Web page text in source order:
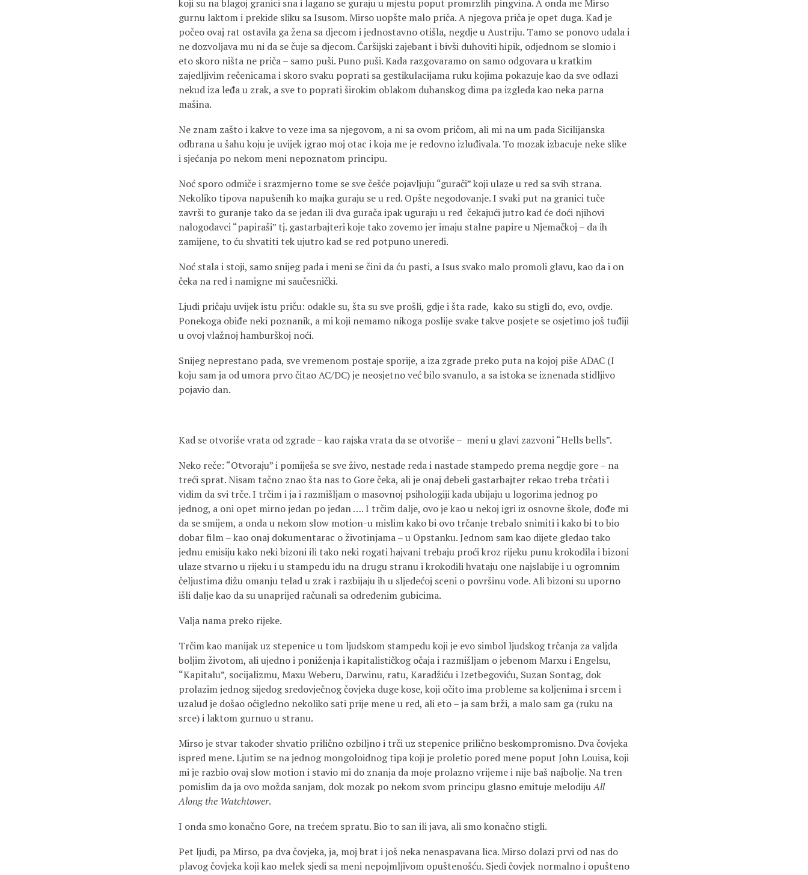
koji su na blagoj granici sna i lagano se guraju u mjestu poput promrzlih pingvina. A onda me Mirso
gurnu laktom i prekide sliku sa Isusom. Mirso uopšte malo priča. A njegova priča je opet duga. Kad je
počeo ovaj rat ostavila ga žena sa djecom i jednostavno otišla, negdje u Austriju. Tamo se ponovo udala i
ne dozvoljava mu ni da se čuje sa djecom. Čaršijski zajebant i bivši duhoviti hipik, odjednom se slomio i
eto skoro ništa ne priča – samo puši. Puno puši. Kada razgovaramo on samo odgovara u kratkim
zajedljivim rečenicama i skoro svaku poprati sa gestikulacijama ruku kojima pokazuje kao da sve odlazi
nekud iza leđa u zrak, a sve to poprati širokim oblakom duhanskog dima pa izgleda kao neka parna
mašina.
Ne znam zašto i kakve to veze ima sa njegovom, a ni sa ovom pričom, ali mi na um pada Sicilijanska
odbrana u šahu koju je uvijek igrao moj otac i koja me je redovno izluđivala. To mozak izbacuje neke slike
i sjećanja po nekom meni nepoznatom principu.
Noć sporo odmiče i srazmjerno tome se sve češće pojavljuju “gurači” koji ulaze u red sa svih strana.
Nekoliko tipova napušenih ko majka guraju se u red. Opšte negodovanje. I svaki put na granici tuče
završi to guranje tako da se jedan ili dva gurača ipak uguraju u red čekajući jutro kad će doći njihovi
nalogodavci “papiraši” tj. gastarbajteri koje tako zovemo jer imaju stalne papire u Njemačkoj – da ih
zamijene, to ću shvatiti tek ujutro kad se red potpuno uneredi.
Noć stala i stoji, samo snijeg pada i meni se čini da ću pasti, a Isus svako malo promoli glavu, kao da i on
čeka na red i namigne mi saučesnički.
Ljudi pričaju uvijek istu priču: odakle su, šta su sve prošli, gdje i šta rade, kako su stigli do, evo, ovdje.
Ponekoga obiđe neki poznanik, a mi koji nemamo nikoga poslije svake takve posjete se osjetimo još tuđiji
u ovoj vlažnoj hamburškoj noći.
Snijeg neprestano pada, sve vremenom postaje sporije, a iza zgrade preko puta na kojoj piše ADAC (I
koju sam ja od umora prvo čitao AC/DC) je neosjetno već bilo svanulo, a sa istoka se iznenada stidljivo
pojavio dan.
Kad se otvoriše vrata od zgrade – kao rajska vrata da se otvoriše – meni u glavi zazvoni “Hells bells”.
Neko reče: “Otvoraju” i pomiješa se sve živo, nestade reda i nastade stampedo prema negdje gore – na
treći sprat. Nisam tačno znao šta nas to Gore čeka, ali je onaj debeli gastarbajter rekao treba trčati i
vidim da svi trče. I trčim i ja i razmišljam o masovnoj psihologiji kada ubijaju u logorima jednog po
jednog, a oni opet mirno jedan po jedan …. I trčim dalje, ovo je kao u nekoj igri iz osnovne škole, dođe mi
da se smijem, a onda u nekom slow motion-u mislim kako bi ovo trčanje trebalo snimiti i kako bi to bio
dobar film – kao onaj dokumentarac o životinjama – u Opstanku. Jednom sam kao dijete gledao tako
jednu emisiju kako neki bizoni ili tako neki rogati hajvani trebaju proći kroz rijeku punu krokodila i bizoni
ulaze stvarno u rijeku i u stampedu idu na drugu stranu i krokodili hvataju one najslabije i u ogromnim
čeljustima dižu omanju telad u zrak i razbijaju ih u sljedećoj sceni o površinu vode. Ali bizoni su uporno
išli dalje kao da su unaprijed računali sa određenim gubicima.
Valja nama preko rijeke.
Trčim kao manijak uz stepenice u tom ljudskom stampedu koji je evo simbol ljudskog trčanja za valjda
boljim životom, ali ujedno i poniženja i kapitalističkog očaja i razmišljam o jebenom Marxu i Engelsu,
“Kapitalu”, socijalizmu, Maxu Weberu, Darwinu, ratu, Karadžiću i Izetbegoviću, Suzan Sontag, dok
prolazim jednog sijedog sredovječnog čovjeka duge kose, koji očito ima probleme sa koljenima i srcem i
uzalud je došao očigledno nekoliko sati prije mene u red, ali eto – ja sam brži, a malo sam ga (ruku na
srce) i laktom gurnuo u stranu.
Mirso je stvar također shvatio prilično ozbiljno i trči uz stepenice prilično beskompromisno. Dva čovjeka
ispred mene. Ljutim se na jednog mongoloidnog tipa koji je proletio pored mene poput John Louisa, koji
mi je razbio ovaj slow motion i stavio mi do znanja da moje prolazno vrijeme i nije baš najbolje. Na tren
pomislim da ja ovo možda sanjam, dok mozak po nekom svom principu glasno emituje melodijuAll
Along the Watchtower.
I onda smo konačno Gore, na trećem spratu. Bio to san ili java, ali smo konačno stigli.
Pet ljudi, pa Mirso, pa dva čovjeka, ja, moj brat i još neka nenaspavana lica. Mirso dolazi prvi od nas do
plavog čovjeka koji kao melek sjedi sa meni nepojmljivom opuštenošću. Sjedi čovjek normalno i opušteno